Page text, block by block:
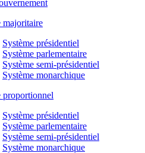
majoritaire
Système présidentiel
Système parlementaire
Système semi-présidentiel
Système monarchique
proportionnel
Système présidentiel
Système parlementaire
Système semi-présidentiel
Système monarchique